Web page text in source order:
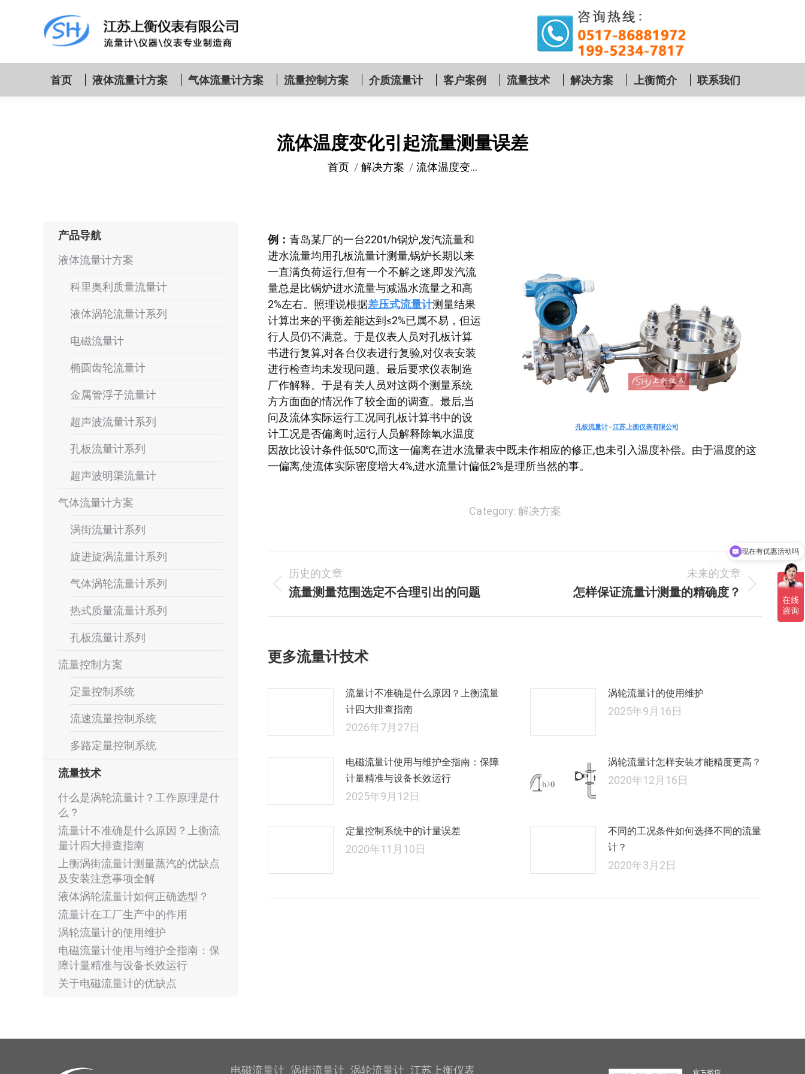
首页 液体流量计方案 气体流量计方案 流量控制方案 介质流量计 客户案例 流量技术 解决方案 上衡简介 联系我们
流体温度变化引起流量测量误差
您在这里：
首页 解决方案 流体温度变…
孔板流量计–江苏上衡仪表有限公司
例： 青岛某厂的一台220t/h锅炉,发汽流量和
进水流量均用孔板流量计测量,锅炉长期以来
一直满负荷运行,但有一个不解之迷,即发汽流
量总是比锅炉进水流量与减温水流量之和高
2%左右。照理说根据差压式流量计测量结果
计算出来的平衡差能达到≤2%已属不易，但运
行人员仍不满意。于是仪表人员对孔板计算
书进行复算,对各台仪表进行复验,对仪表安装
进行检查均未发现问题。最后要求仪表制造
厂作解释。于是有关人员对这两个测量系统
方方面面的情况作了较全面的调查。最后,当
问及流体实际运行工况同孔板计算书中的设
计工况是否偏离时,运行人员解释除氧水温度
因故比设计条件低50℃,而这一偏离在进水流量表中既未作相应的修正,也未引入温度补偿。由于温度的这
一偏离,使流体实际密度增大4%,进水流量计偏低2%是理所当然的事。
Category: 解决方案
章
导
历史的文章
历
章：
流量测量范围选定不合理引出的问题
未来的文章
怎样保证流量计测量的精确度？
更多流量计技术
流量计不准确是什么原因？上衡流量
计四大排查指南
2026年7月27日
涡轮流量计的使用维护
2025年9月16日
电磁流量计使用与维护全指南：保障
计量精准与设备长效运行
2025年9月12日
涡轮流量计怎样安装才能精度更高？
2020年12月16日
定量控制系统中的计量误差
2020年11月10日
不同的工况条件如何选择不同的流量
计？
2020年3月2日
产品导航
液体流量计方案
科里奥利质量流量计
液体涡轮流量计系列
电磁流量计
椭圆齿轮流量计
金属管浮子流量计
超声波流量计系列
孔板流量计系列
超声波明渠流量计
气体流量计方案
涡街流量计系列
旋进旋涡流量计系列
气体涡轮流量计系列
热式质量流量计系列
孔板流量计系列
流量控制方案
定量控制系统
流速流量控制系统
多路定量控制系统
流量技术
什么是涡轮流量计？工作原理是什
么？
流量计不准确是什么原因？上衡流
量计四大排查指南
上衡涡街流量计测量蒸汽的优缺点
及安装注意事项全解
液体涡轮流量计如何正确选型？
流量计在工厂生产中的作用
涡轮流量计的使用维护
电磁流量计使用与维护全指南：保
障计量精准与设备长效运行
关于电磁流量计的优缺点
电磁流量计_涡街流量计_涡轮流量计_江苏上衡仪表
可以介绍下你们的产品么